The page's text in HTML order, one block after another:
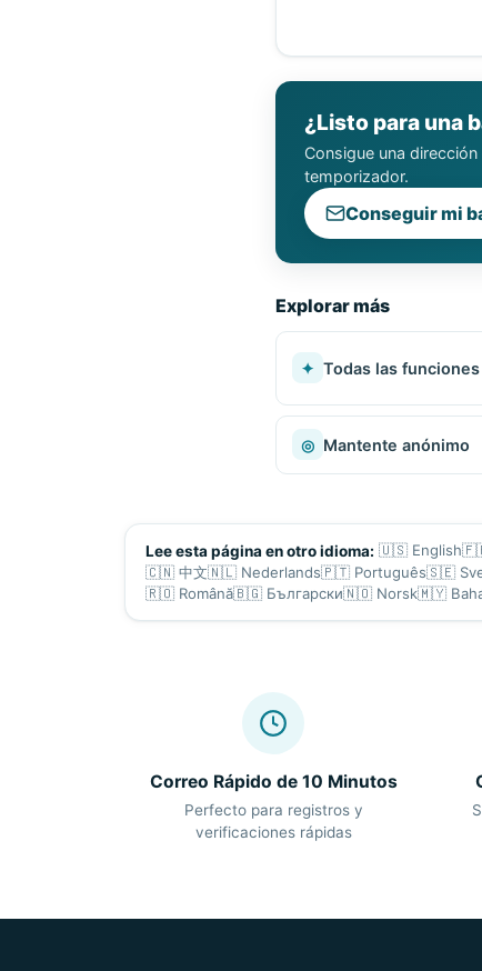
¿Listo para una
Consigue una
temporizador.
Conseguir mi
Explorar más
✦ Todas las funciones
◎ Mantente anónimo
Lee esta página en otro idioma: 🇺🇸 English
🇨🇳 中文🇳🇱 Nederlands🇵🇹 Português🇸🇪
🇷🇴 Română🇧🇬 Български🇳🇴 Norsk🇲🇾
Correo Rápido de 10 Minutos
Perfecto para registros y
verificaciones rápidas